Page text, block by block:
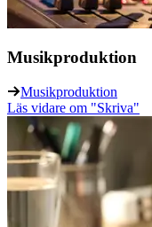
Musikproduktion
Musikproduktion
Läs vidare om "Skriva"